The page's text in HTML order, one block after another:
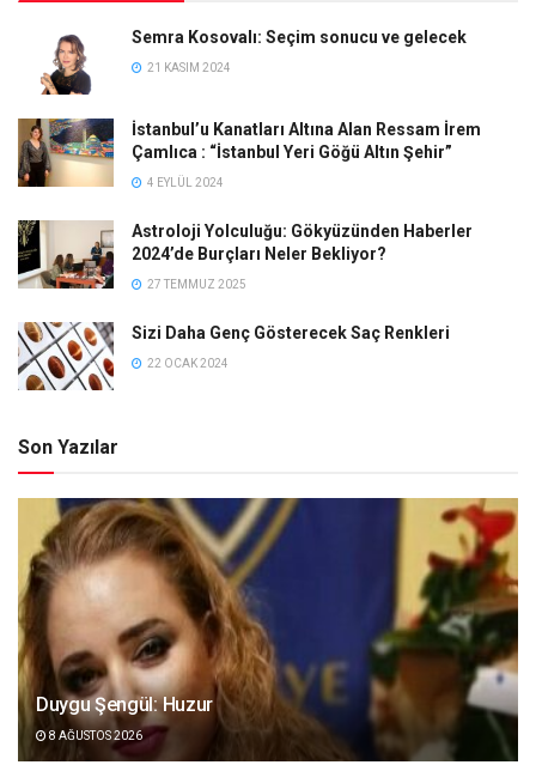
Semra Kosovalı: Seçim sonucu ve gelecek
21 KASIM 2024
İstanbul’u Kanatları Altına Alan Ressam İrem
Çamlıca : “İstanbul Yeri Göğü Altın Şehir”
4 EYLÜL 2024
Astroloji Yolculuğu: Gökyüzünden Haberler
2024’de Burçları Neler Bekliyor?
27 TEMMUZ 2025
Sizi Daha Genç Gösterecek Saç Renkleri
22 OCAK 2024
Son Yazılar
Duygu Şengül: Huzur
8 AĞUSTOS 2026